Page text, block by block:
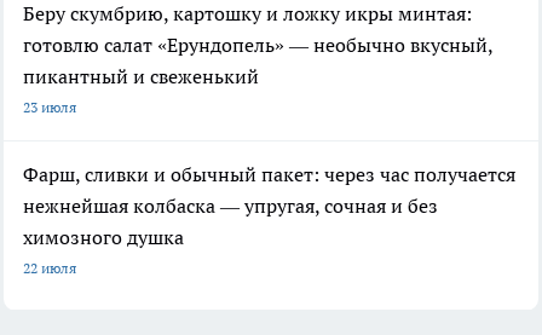
Беру скумбрию, картошку и ложку икры минтая:
готовлю салат «Ерундопель» — необычно вкусный,
пикантный и свеженький
23 июля
Фарш, сливки и обычный пакет: через час получается
нежнейшая колбаска — упругая, сочная и без
химозного душка
22 июля